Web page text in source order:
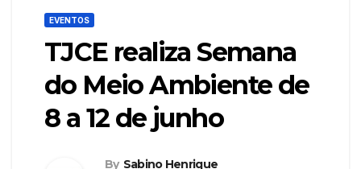
EVENTOS
TJCE realiza Semana
do Meio Ambiente de
8 a 12 de junho
By Sabino Henrique